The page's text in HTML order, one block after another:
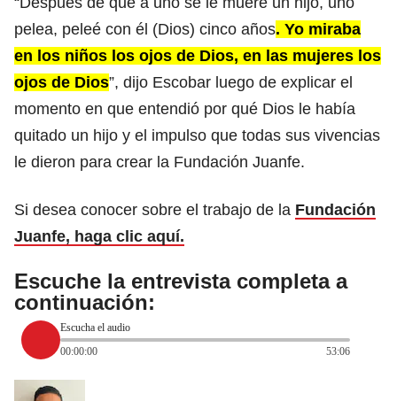
pelea, peleé con él (Dios) cinco años. Yo miraba
en los niños los ojos de Dios, en las mujeres los
ojos de Dios”, dijo Escobar luego de explicar el
momento en que entendió por qué Dios le había
quitado un hijo y el impulso que todas sus vivencias
le dieron para crear la Fundación Juanfe.
Si desea conocer sobre el trabajo de la Fundación
Juanfe, haga clic aquí.
Escuche la entrevista completa a
continuación:
Escucha el audio
00:00:00
53:06